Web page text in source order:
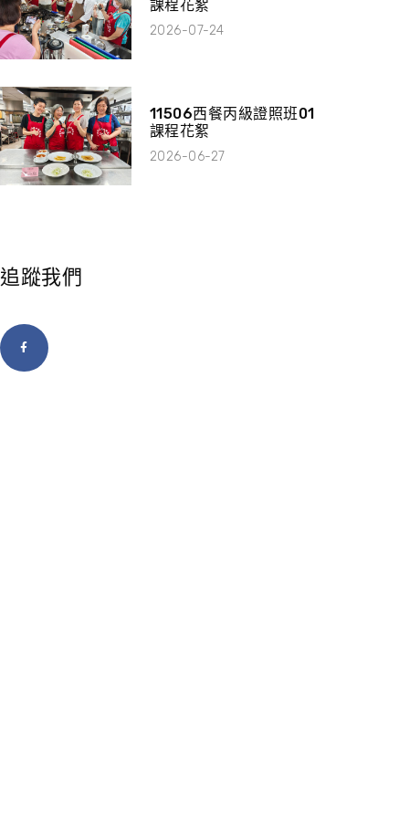
課程花絮
2026-07-24
11506西餐丙級證照班01
課程花絮
2026-06-27
追蹤我們